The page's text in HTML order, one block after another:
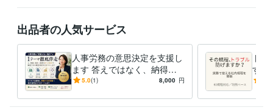
社会保険労務士 取得年 : 2008年
得意分野
士業 人事・労務 特定社会保険労務士 就業規則 紛争解決
語学力
スペイン語 日常会話レベル
出品者の人気サービス
人事労務の意思決定を支援し
ます 答えではなく、納得で
きる判断を支援します
5.0(1) 8,000 円
ト
する
で使